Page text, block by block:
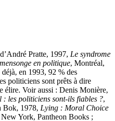
Pratte, 1997, Le syndrome
en politique, Montréal,
en 1993, 92 % des
politiciens sont prêts à dire
élire. Voir aussi : Denis Monière,
: les politiciens sont-ils fiables ?,
Bok, 1978, Lying : Moral Choice
New York, Pantheon Books ;